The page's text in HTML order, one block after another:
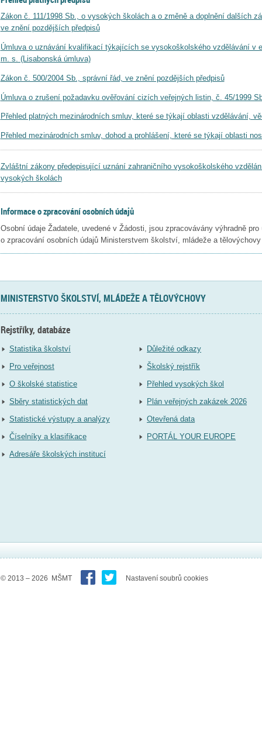
Zákon č. 111/1998 Sb., o vysokých školách a o změně a doplnění dalších
ve znění pozdějších předpisů
Úmluva o uznávání kvalifikací týkajících se vysokoškolského vzdělávání v
m. s. (Lisabonská úmluva)
Zákon č. 500/2004 Sb., správní řád, ve znění pozdějších předpisů
Úmluva o zrušení požadavku ověřování cizích veřejných listin, č. 45/1999
Přehled platných mezinárodních smluv, které se týkají oblasti vzdělávání,
Přehled mezinárodních smluv, dohod a prohlášení, které se týkají oblasti
Zvláštní zákony předepisující uznání zahraničního vysokoškolského
vysokých školách
Informace o zpracování osobních údajů
Osobní údaje Žadatele, uvedené v Žádosti, jsou zpracovávány výhradně
o zpracování osobních údajů Ministerstvem školství, mládeže a
MINISTERSTVO ŠKOLSTVÍ, MLÁDEŽE A TĚLOVÝCHOVY
Rejstříky, databáze
Statistika školství
Pro veřejnost
O školské statistice
Sběry statistických dat
Statistické výstupy a analýzy
Číselníky a klasifikace
Adresáře školských institucí
Důležité odkazy
Školský rejstřík
Přehled vysokých škol
Plán veřejných zakázek 2026
Otevřená data
PORTÁL YOUR EUROPE
© 2013 – 2026 MŠMT Nastavení soubrů cookies